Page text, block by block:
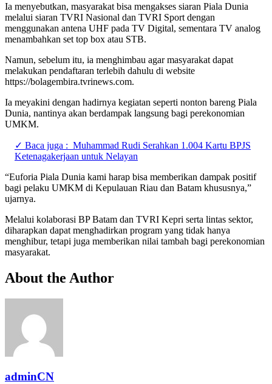
Ia menyebutkan, masyarakat bisa mengakses siaran Piala Dunia
melalui siaran TVRI Nasional dan TVRI Sport dengan
menggunakan antena UHF pada TV Digital, sementara TV analog
menambahkan set top box atau STB.
Namun, sebelum itu, ia menghimbau agar masyarakat dapat
melakukan pendaftaran terlebih dahulu di website
https://bolagembira.tvrinews.com.
Ia meyakini dengan hadirnya kegiatan seperti nonton bareng Piala
Dunia, nantinya akan berdampak langsung bagi perekonomian
UMKM.
✓ Baca juga : Muhammad Rudi Serahkan 1.004 Kartu BPJS
Ketenagakerjaan untuk Nelayan
“Euforia Piala Dunia kami harap bisa memberikan dampak positif
bagi pelaku UMKM di Kepulauan Riau dan Batam khususnya,”
ujarnya.
Melalui kolaborasi BP Batam dan TVRI Kepri serta lintas sektor,
diharapkan dapat menghadirkan program yang tidak hanya
menghibur, tetapi juga memberikan nilai tambah bagi perekonomian
masyarakat.
About the Author
adminCN